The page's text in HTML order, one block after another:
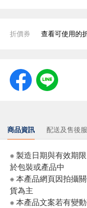
折價券 查看可使用的
商品資訊 配送及售後
※ 製造日期與有效期
於包裝或產品中
※ 本產品網頁因拍攝
貨為主
※ 本產品文案若有變